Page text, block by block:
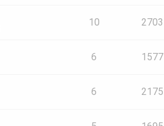
10 2703
6 1577
6 2175